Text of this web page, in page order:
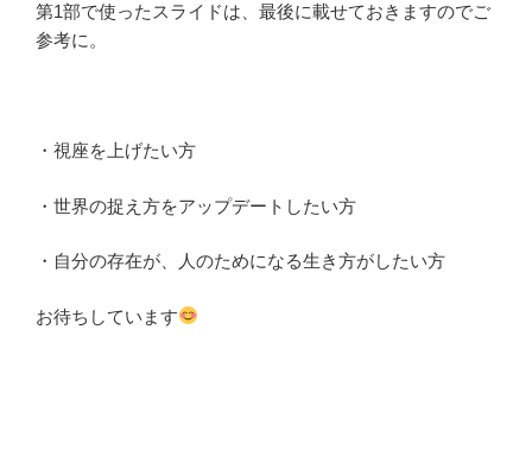
第1部で使ったスライドは、最後に載せておきますのでご
参考に。
・視座を上げたい方
・世界の捉え方をアップデートしたい方
・自分の存在が、人のためになる生き方がしたい方
お待ちしています